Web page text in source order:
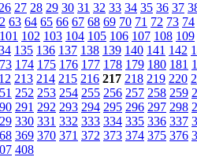
26 27 28 29 30 31 32 33 34 35 36 37
63 64 65 66 67 68 69 70 71 72 73 74
101 102 103 104 105 106 107 108 109
135 136 137 138 139 140 141 142
174 175 176 177 178 179 180 181
213 214 215 216 217 218 219 220
252 253 254 255 256 257 258 259
291 292 293 294 295 296 297 298
330 331 332 333 334 335 336 337
369 370 371 372 373 374 375 376
408